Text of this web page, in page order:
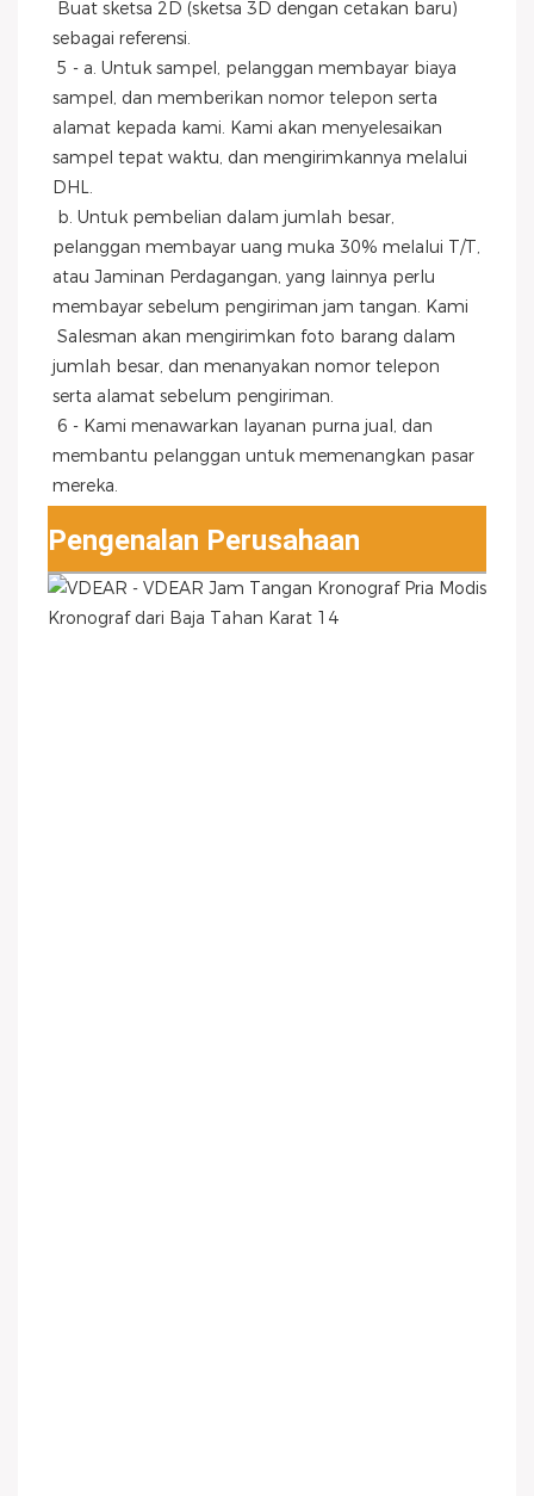
sebagai referensi.
sampel, dan memberikan nomor telepon serta
alamat kepada kami. Kami akan menyelesaikan
sampel tepat waktu, dan mengirimkannya melalui
DHL.
pelanggan membayar uang muka 30% melalui T/T,
atau Jaminan Perdagangan, yang lainnya perlu
membayar sebelum pengiriman jam tangan. Kami
jumlah besar, dan menanyakan nomor telepon
serta alamat sebelum pengiriman.
membantu pelanggan untuk memenangkan pasar
mereka.
Pengenalan Perusahaan